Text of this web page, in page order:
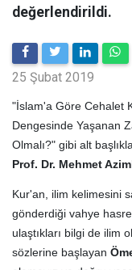
değerlendirildi.
25 Şubat 2019
"İslam'a Göre Cehalet
Dengesinde Yaşanan
Olmalı?" gibi alt
Prof. Dr. Mehmet
Kur'an, ilim kelimesini
gönderdiği vahye
ulaştıkları bilgi de ilim
sözlerine başlayan